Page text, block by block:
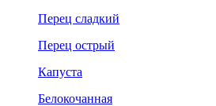
Перец сладкий
Перец острый
Капуста
Белокочанная